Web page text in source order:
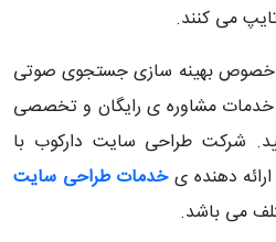
می کنند.
خصوص بهینه سازی جستجوی صوتی
خدمات مشاوره ی رایگان و تخصصی
شرکت طراحی سایت دارکوب با
خدمات طراحی سایت
می باشد.